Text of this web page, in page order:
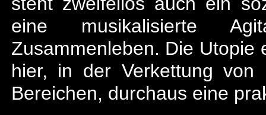
eine musikalisierte
Zusammenleben. Die Utopie
hier, in der Verkettung von
Bereichen, durchaus eine